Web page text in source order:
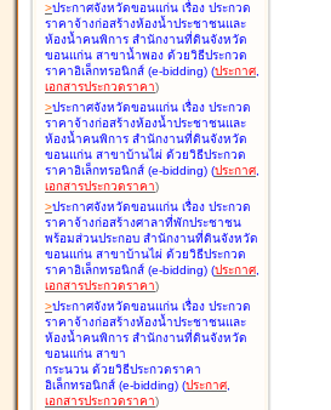
>ประกาศจังหวัดขอนแก่น เรื่อง ประกวด
ราคาจ้างก่อสร้างห้องน้ำประชาชนและ
ห้องน้ำคนพิการ สำนักงานที่ดินจังหวัด
ขอนแก่น สาขาน้ำพอง ด้วยวิธีประกวด
ราคาอิเล็กทรอนิกส์ (e-bidding) (ประกาศ,
เอกสารประกวดราคา)
>ประกาศจังหวัดขอนแก่น เรื่อง ประกวด
ราคาจ้างก่อสร้างห้องน้ำประชาชนและ
ห้องน้ำคนพิการ สำนักงานที่ดินจังหวัด
ขอนแก่น สาขาบ้านไผ่ ด้วยวิธีประกวด
ราคาอิเล็กทรอนิกส์ (e-bidding) (ประกาศ,
เอกสารประกวดราคา)
>ประกาศจังหวัดขอนแก่น เรื่อง ประกวด
ราคาจ้างก่อสร้างศาลาที่พักประชาชน
พร้อมส่วนประกอบ สำนักงานที่ดินจังหวัด
ขอนแก่น สาขาบ้านไผ่ ด้วยวิธีประกวด
ราคาอิเล็กทรอนิกส์ (e-bidding) (ประกาศ,
เอกสารประกวดราคา)
>ประกาศจังหวัดขอนแก่น เรื่อง ประกวด
ราคาจ้างก่อสร้างห้องน้ำประชาชนและ
ห้องน้ำคนพิการ สำนักงานที่ดินจังหวัด
ขอนแก่น สาขา
กระนวน ด้วยวิธีประกวดราคา
อิเล็กทรอนิกส์ (e-bidding) (ประกาศ,
เอกสารประกวดราคา)